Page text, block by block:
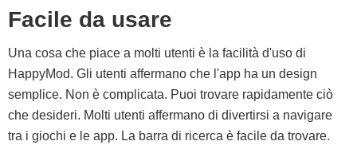
Facile da usare
Una cosa che piace a molti utenti è la facilità d'uso di
HappyMod. Gli utenti affermano che l'app ha un design
semplice. Non è complicata. Puoi trovare rapidamente ciò
che desideri. Molti utenti affermano di divertirsi a navigare
tra i giochi e le app. La barra di ricerca è facile da trovare.